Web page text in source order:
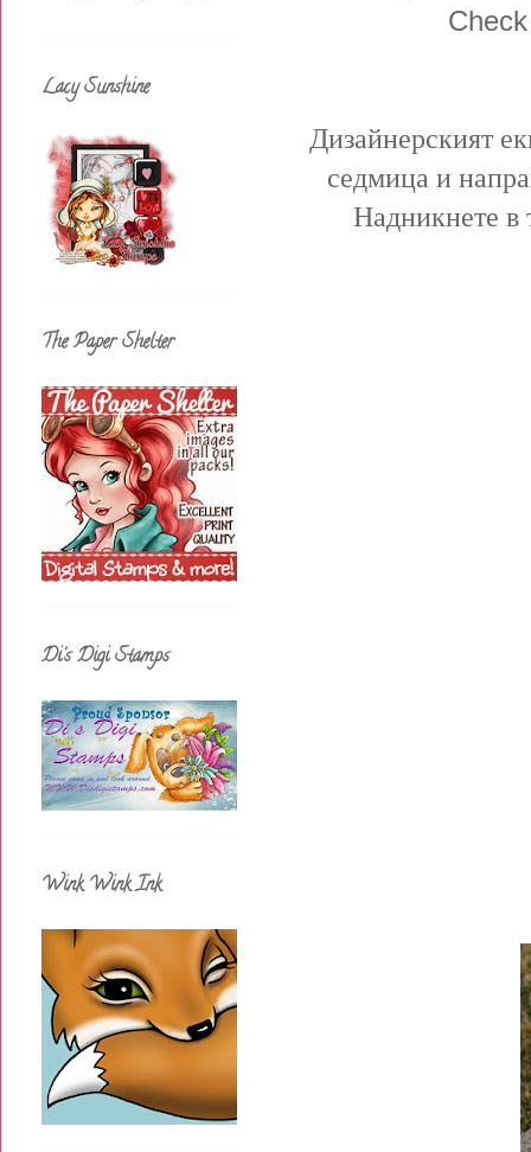
Дизайнерският
седмица и
Надникнете в
Lacy Sunshine
The Paper Shelter
Di's Digi Stamps
Wink Wink Ink